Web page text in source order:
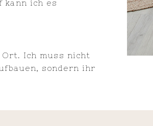
kann ich es
Ich muss nicht
sondern ihr